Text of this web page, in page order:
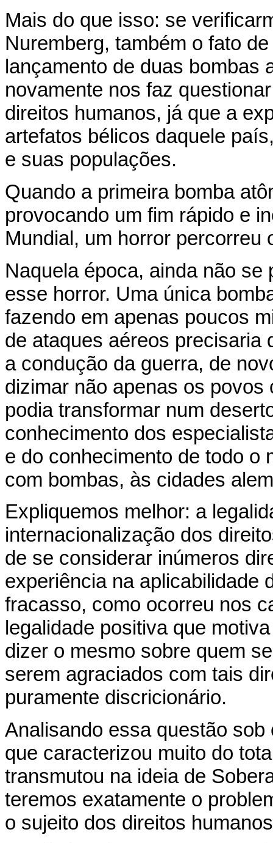
Mais do que isso: se
Nuremberg, também o fato
lançamento de duas
novamente nos faz
direitos humanos, já que a
artefatos bélicos daquele
e suas populações.
Quando a primeira bomba
provocando um fim rápido e
Mundial, um horror percorreu
Naquela época, ainda não
esse horror. Uma única
fazendo em apenas poucos
de ataques aéreos precisaria
a condução da guerra, de
dizimar não apenas os
podia transformar num
conhecimento dos
e do conhecimento de todo o
com bombas, às cidades
Expliquemos melhor: a
internacionalização dos
de se considerar inúmeros
experiência na aplicabilidade
fracasso, como ocorreu nos
legalidade positiva que
dizer o mesmo sobre quem
serem agraciados com tais
puramente discricionário.
Analisando essa questão
que caracterizou muito do
transmutou na ideia de
teremos exatamente o
o sujeito dos direitos